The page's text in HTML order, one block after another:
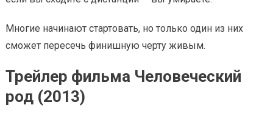
Многие начинают стартовать, но только один из них
сможет пересечь финишную черту живым.
Трейлер фильма Человеческий
род (2013)